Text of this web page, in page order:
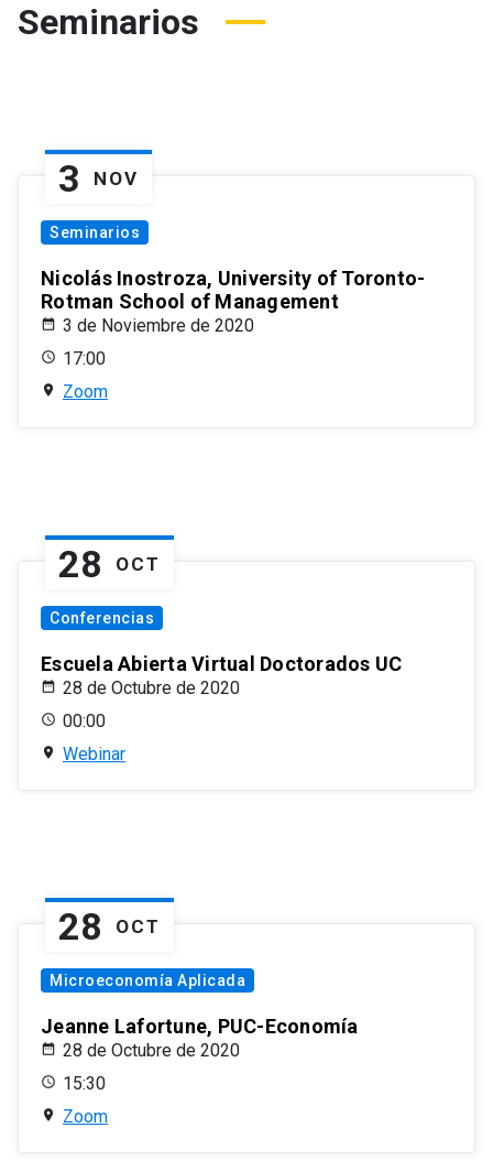
Seminarios
3 NOV
Seminarios
Nicolás Inostroza, University of Toronto-
Rotman School of Management
3 de Noviembre de 2020
17:00
Zoom
28 OCT
Conferencias
Escuela Abierta Virtual Doctorados UC
28 de Octubre de 2020
00:00
Webinar
28 OCT
Microeconomía Aplicada
Jeanne Lafortune, PUC-Economía
28 de Octubre de 2020
15:30
Zoom